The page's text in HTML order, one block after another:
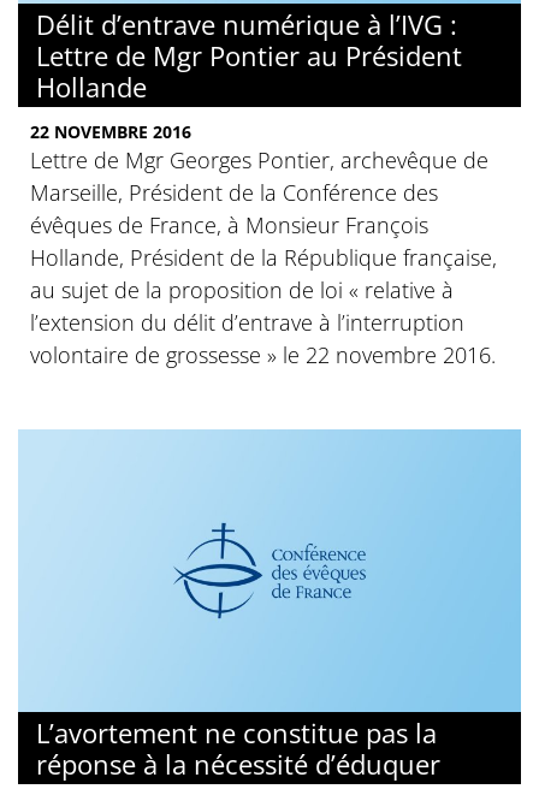
Délit d’entrave numérique à l’IVG :
Lettre de Mgr Pontier au Président
Hollande
22 NOVEMBRE 2016
Lettre de Mgr Georges Pontier, archevêque de
Marseille, Président de la Conférence des
évêques de France, à Monsieur François
Hollande, Président de la République française,
au sujet de la proposition de loi « relative à
l’extension du délit d’entrave à l’interruption
volontaire de grossesse » le 22 novembre 2016.
L’avortement ne constitue pas la
réponse à la nécessité d’éduquer